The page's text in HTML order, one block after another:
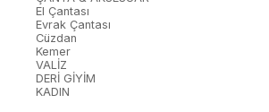
El Çantası
Evrak Çantası
Cüzdan
Kemer
VALİZ
DERİ GİYİM
KADIN